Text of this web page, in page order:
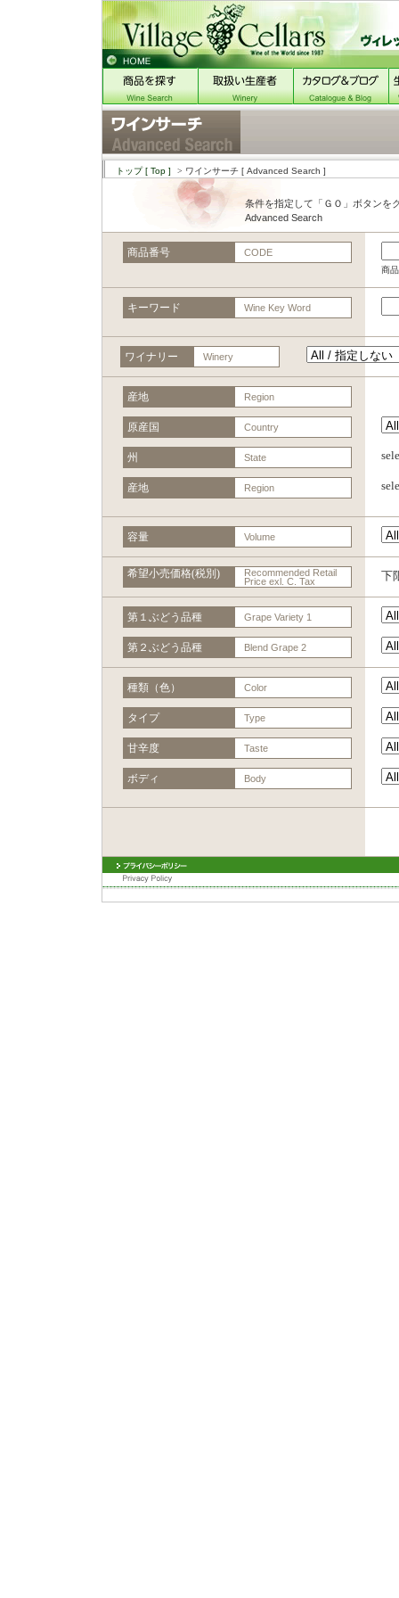
トップ[ Top ] > ワインサーチ [ Advanced Search ]
条件を指定して「ＧＯ」ボタンを
Advanced Search
商品番号 CODE
商
キーワード Wine Key Word
ワイナリー Winery
産地 Region
原産国 Country
州 State
産地 Region
容量 Volume
希望小売価格(税別)
Recommended Retail
Price exl. C. Tax
下
第１ぶどう品種 Grape Variety 1
第２ぶどう品種 Blend Grape 2
種類（色） Color
タイプ Type
甘辛度 Taste
ボディ Body